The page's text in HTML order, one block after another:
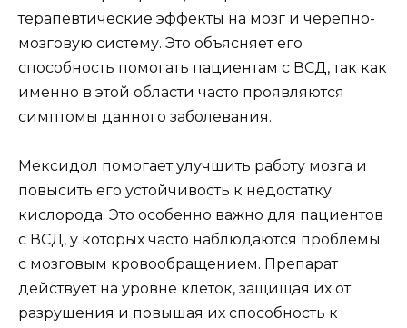
терапевтические эффекты на мозг и черепно-
мозговую систему. Это объясняет его
способность помогать пациентам с ВСД, так как
именно в этой области часто проявляются
симптомы данного заболевания.
Мексидол помогает улучшить работу мозга и
повысить его устойчивость к недостатку
кислорода. Это особенно важно для пациентов
с ВСД, у которых часто наблюдаются проблемы
с мозговым кровообращением. Препарат
действует на уровне клеток, защищая их от
разрушения и повышая их способность к